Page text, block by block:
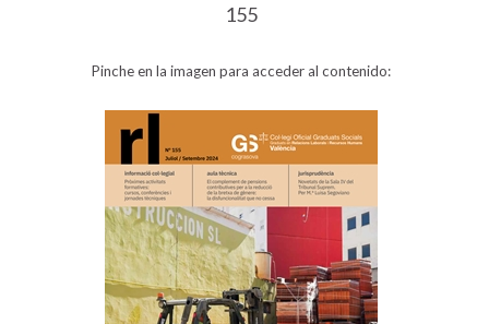
155
Pinche en la imagen para acceder al contenido: